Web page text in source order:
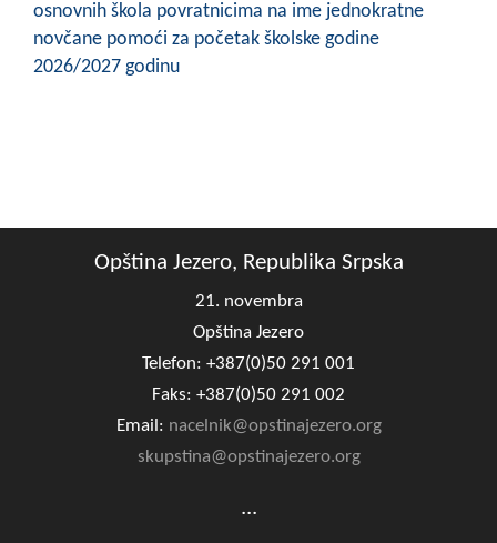
osnovnih škola povratnicima na ime jednokratne
novčane pomoći za početak školske godine
2026/2027 godinu
Opština Jezero, Republika Srpska
21. novembra
Opština Jezero
Telefon: +387(0)50 291 001
Faks: +387(0)50 291 002
Email: nacelnik@opstinajezero.org
skupstina@opstinajezero.org
...